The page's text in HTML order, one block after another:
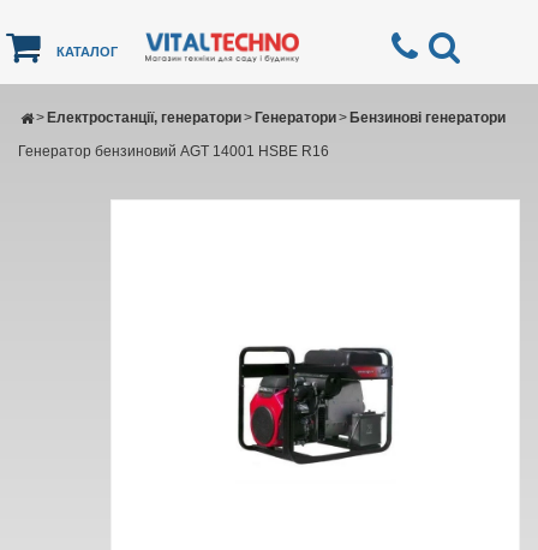
КАТАЛОГ
Електростанції, генератори
> Генератори
> Бензинові генератори
>
Генератор бензиновий AGT 14001 HSBE R16